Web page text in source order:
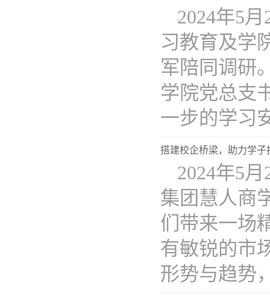
2024年5
习教育及学
军陪同调研
学院党总支
一步的学习
搭建校企桥梁，助力学子
2024年5
集团慧人商
们带来一场
有敏锐的市
形势与趋势